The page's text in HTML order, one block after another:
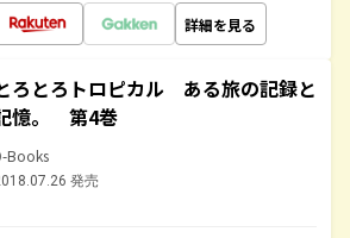
詳細を見る
ろとろトロピカル ある旅の記録と
憶。 第4巻
Books
発売